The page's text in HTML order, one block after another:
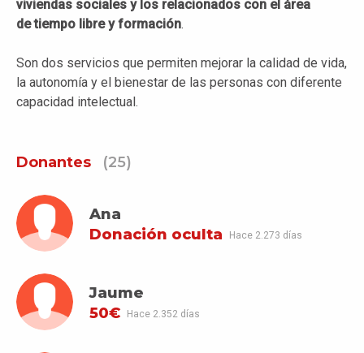
viviendas sociales y los relacionados con el área
de tiempo libre y formación.
Son dos servicios que permiten mejorar la calidad de vida,
la autonomía y el bienestar de las personas con diferente
capacidad intelectual.
Donantes (25)
Ana
Donación oculta
Hace 2.273 días
Jaume
50€
Hace 2.352 días